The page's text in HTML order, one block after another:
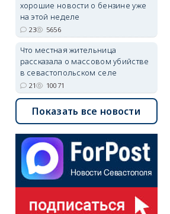
хорошие новости о бензине уже
на этой неделе
23 5656
Что местная жительница
рассказала о массовом убийстве
в севастопольском селе
21 10071
Показать все новости